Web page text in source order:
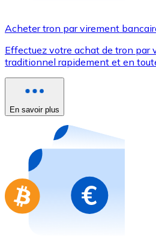
Utilisez les cartes Visa et
Acheter avec carte
Nouveau
Achetez des cartes-
Aller à la boutique de cartes-
Acheter tron par virement
Effectuez votre achat de tron par
traditionnel rapidement et en
En savoir plus